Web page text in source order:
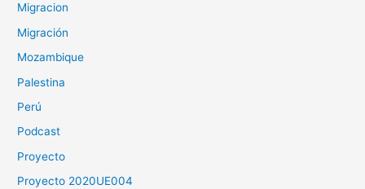
Migracion
Migración
Mozambique
Palestina
Perú
Podcast
Proyecto
Proyecto 2020UE004